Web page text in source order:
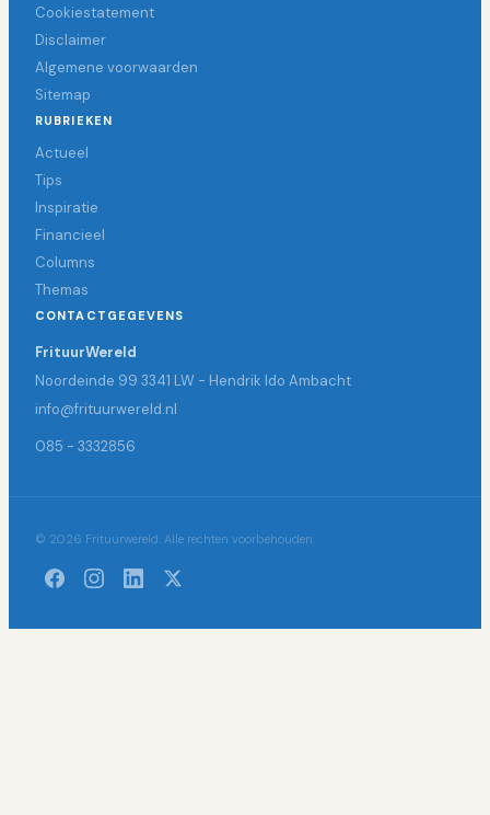
Cookiestatement
Disclaimer
Algemene voorwaarden
Sitemap
RUBRIEKEN
Actueel
Tips
Inspiratie
Financieel
Columns
Themas
CONTACTGEGEVENS
FrituurWereld
Noordeinde 99 3341 LW - Hendrik Ido Ambacht
info@frituurwereld.nl
085 - 3332856
© 2026 Frituurwereld. Alle rechten voorbehouden.